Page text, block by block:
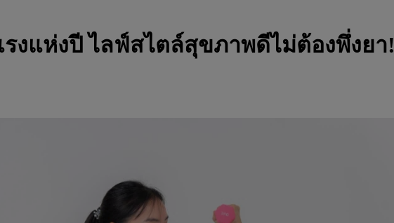
งแห่งปี ไลฟ์สไตล์สุขภาพดีไม่ต้องพึ่งยา!